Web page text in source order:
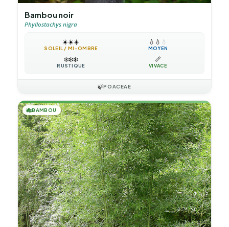
Bambou noir
Phyllostachys nigra
☀️☀️☀️
SOLEIL / MI-OMBRE
💧 💧 💧
MOYEN
❄️❄️❄️
RUSTIQUE
📏
VIVACE
🍃POACEAE
🎋BAMBOU